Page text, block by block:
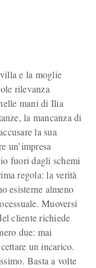
e la moglie
rilevanza
mani di Ilia
la mancanza di
la sua
un’impresa
fuori dagli schemi
regola: la verità
esisterne almeno
Muoversi
cliente richiede
due: mai
un incarico.
Basta a volte